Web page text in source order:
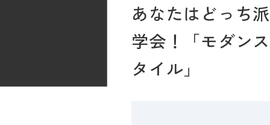
あなたはどっち
学会！「モダン
タイル」